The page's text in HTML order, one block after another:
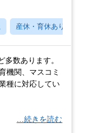
産休・育休あり
数あります。
機関、マスコミ
種に対応してい
…続きを読む